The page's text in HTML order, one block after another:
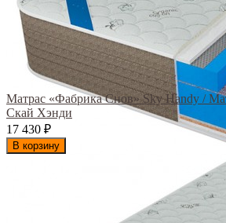
Матрас «Фабрика Снов» Sky Handy /
Скай Хэнди
17 430 ₽
В корзину